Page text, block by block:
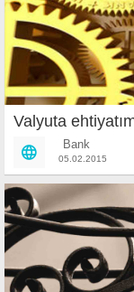
Valyuta
Bank
05.02.2015